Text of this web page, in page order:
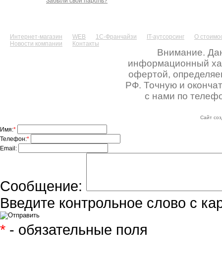
Интернет-магазин WEB 1С-Франчайзи IT-аутсорсинг
О
Новости компании
Контакты
Внимание.
информационный
офертой,
РФ. Точную и
с нами по
Сайт
Имя:*
Телефон:*
Email:
Сообщение:
Введите контрольное слово с
* - обязательные поля